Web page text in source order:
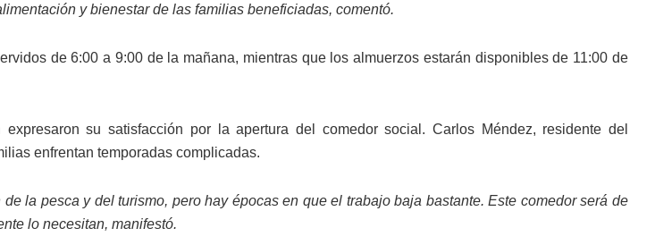
y bienestar de las familias beneficiadas, comentó.
de 6:00 a 9:00 de la mañana, mientras que los almuerzos estarán disponibles de 11:00 de
su satisfacción por la apertura del comedor social. Carlos Méndez, residente del
enfrentan temporadas complicadas.
la pesca y del turismo, pero hay épocas en que el trabajo baja bastante. Este comedor será de
lo necesitan, manifestó.